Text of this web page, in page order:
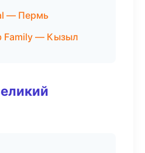
— Пермь
Family — Кызыл